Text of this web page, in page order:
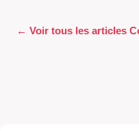
← Voir tous les articles